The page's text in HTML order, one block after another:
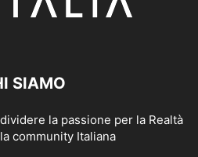
SIAMO
la passione per la Realtà
community Italiana